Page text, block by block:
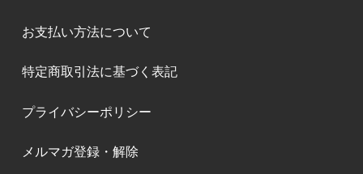
お支払い方法について
特定商取引法に基づく表記
プライバシーポリシー
メルマガ登録・解除